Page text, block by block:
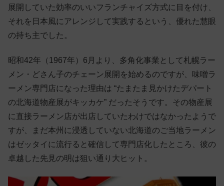
展開していた効率のいいフランチャイズ方式に目を付け、
それを日本風にアレンジして実践するという、優れた慧眼
の持ち主でした。
昭和42年（1967年）6月より、多角化事業として札幌ラー
メン・どさん子のチェーン展開を始めるのですが、味噌ラ
ーメン専門店になった理由は “たまたま見かけたデパート
の北海道物産展がキッカケ” だったそうです。その物産展
に直接ラーメン店が出店していたわけではなかったようで
すが、まだ本州に浸透していない北海道のご当地ラーメン
はゼッタイに流行ると確信して専門店化したところ、彼の
卓越した先見の明は狙い通り大ヒット。